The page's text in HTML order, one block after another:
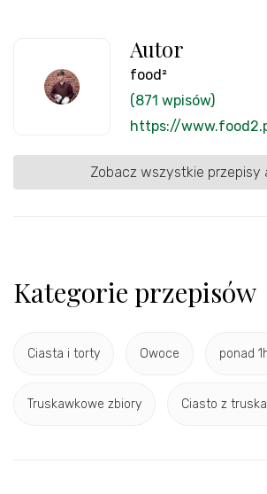
Autor
food²
(871 wpisów)
https://
Zobacz wszystkie przepisy
Kategorie przepisów
Ciasta i torty Owoce ponad
Truskawkowe zbiory Ciasto z